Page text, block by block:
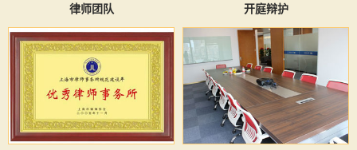
律师团队 开庭辩护